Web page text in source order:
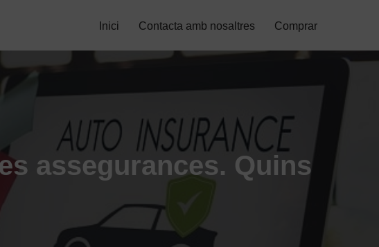
Inici Contacta amb nosaltres Comprar
assegurances. Quins